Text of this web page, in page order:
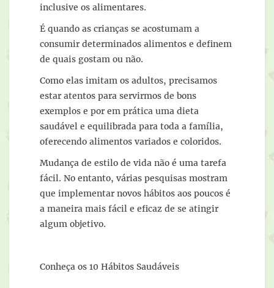
inclusive os alimentares.
É quando as crianças se acostumam a
consumir determinados alimentos e definem
de quais gostam ou não.
Como elas imitam os adultos, precisamos
estar atentos para servirmos de bons
exemplos e por em prática uma dieta
saudável e equilibrada para toda a família,
oferecendo alimentos variados e coloridos.
Mudança de estilo de vida não é uma tarefa
fácil. No entanto, várias pesquisas mostram
que implementar novos hábitos aos poucos é
a maneira mais fácil e eficaz de se atingir
algum objetivo.
Conheça os 10 Hábitos Saudáveis